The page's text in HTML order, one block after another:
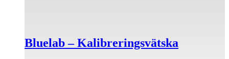
Bluelab – Kalibreringsvätska
kan
väljas